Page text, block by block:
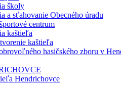
školy
a sťahovanie Obecného úradu
centrum
kaštieľa
kaštieľa
hasičského zboru v
Hendrichovce